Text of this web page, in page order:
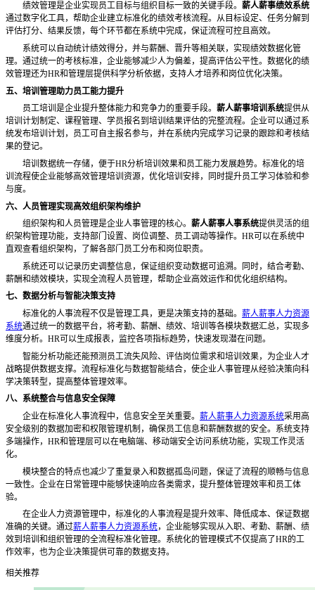
绩效管理是企业实现员工目标与组织目标一致的关键手段。 薪人薪事绩效系统
通过数字化工具，帮助企业建立标准化的绩效考核流程。从目标设定、任务分解到
评估打分、结果反馈，每个环节都在系统中完成，保证流程可控且高效。
系统可以自动统计绩效得分，并与薪酬、晋升等相关联，实现绩效数据化管
理。通过统一的考核标准，企业能够减少人为偏差，提高评估公平性。数据化的绩
效管理还为HR和管理层提供科学分析依据，支持人才培养和岗位优化决策。
五、培训管理助力员工能力提升
员工培训是企业提升整体能力和竞争力的重要手段。 薪人薪事培训系统提供从
培训计划制定、课程管理、学员报名到培训结果评估的完整流程。企业可以通过系
统发布培训计划，员工可自主报名参与，并在系统内完成学习记录的跟踪和考核结
果的登记。
培训数据统一存储，便于HR分析培训效果和员工能力发展趋势。标准化的培
训流程使企业能够高效管理培训资源，优化培训安排，同时提升员工学习体验和参
与度。
六、人员管理实现高效组织架构维护
组织架构和人员管理是企业人事管理的核心。 薪人薪事人事系统提供灵活的组
织架构管理功能，支持部门设置、岗位调整、员工调动等操作。 HR可以在系统中
直观查看组织架构，了解各部门员工分布和岗位职责。
系统还可以记录历史调整信息，保证组织变动数据可追溯。同时，结合考勤、
薪酬和绩效模块，实现全流程人员管理，帮助企业高效运作和优化组织结构。
七、数据分析与智能决策支持
标准化的人事流程不仅是管理工具，更是决策支持的基础。 薪人薪事人力资源
系统通过统一的数据平台，将考勤、薪酬、绩效、培训等各模块数据汇总，实现多
维度分析。 HR可以生成报表，监控各项指标趋势，快速发现潜在问题。
智能分析功能还能预测员工流失风险、评估岗位需求和培训效果，为企业人才
战略提供数据支撑。流程标准化与数据智能结合，使企业人事管理从经验决策向科
学决策转型，提高整体管理效率。
八、系统整合与信息安全保障
企业在标准化人事流程中，信息安全至关重要。 薪人薪事人力资源系统采用高
安全级别的数据加密和权限管理机制，确保员工信息和薪酬数据的安全。系统支持
多端操作， HR和管理层可以在电脑端、移动端安全访问系统功能，实现工作灵活
化。
模块整合的特点也减少了重复录入和数据孤岛问题，保证了流程的顺畅与信息
一致性。企业在日常管理中能够快速响应各类需求，提升整体管理效率和员工体
验。
在企业人力资源管理中，标准化的人事流程是提升效率、降低成本、保证数据
准确的关键。通过薪人薪事人力资源系统，企业能够实现从入职、考勤、薪酬、绩
效到培训和组织管理的全流程标准化管理。系统化的管理模式不仅提高了HR的工
作效率，也为企业决策提供可靠的数据支持。
相关推荐